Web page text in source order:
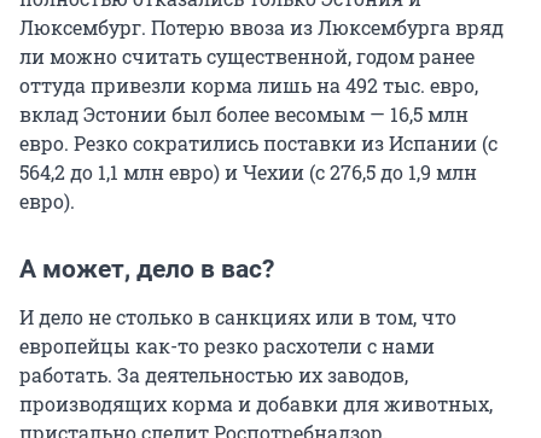
Люксембург. Потерю ввоза из Люксембурга вряд
ли можно считать существенной, годом ранее
оттуда привезли корма лишь на 492 тыс. евро,
вклад Эстонии был более весомым — 16,5 млн
евро. Резко сократились поставки из Испании (с
564,2 до 1,1 млн евро) и Чехии (с 276,5 до 1,9 млн
евро).
А может, дело в вас?
И дело не столько в санкциях или в том, что
европейцы как-то резко расхотели с нами
работать. За деятельностью их заводов,
производящих корма и добавки для животных,
пристально следит Роспотребнадзор.